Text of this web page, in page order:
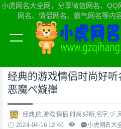
小虎网名大全网，分享微信网名、
网名、情侣网名、霸气网名等内
当前位置：小虎网名大全网首页>
经典的游戏情侣时尚好
恶魔ぺ嫙嵂
经典,的,游戏,情侣,时尚,好听,名字,ヅ,
2024-04-16 12:40
小虎网名大